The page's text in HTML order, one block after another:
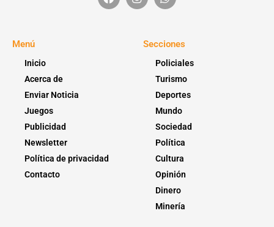
Menú
Inicio
Acerca de
Enviar Noticia
Juegos
Publicidad
Newsletter
Política de privacidad
Contacto
Secciones
Policiales
Turismo
Deportes
Mundo
Sociedad
Política
Cultura
Opinión
Dinero
Minería